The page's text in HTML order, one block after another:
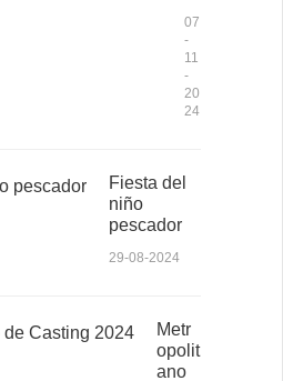
07
-
11
-
20
24
Fiesta del
niño
pescador
29-08-2024
Metr
opolit
ano